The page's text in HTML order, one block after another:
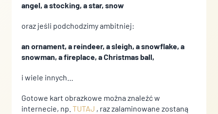
angel, a stocking, a star, snow
oraz jeśli podchodzimy ambitniej:
an ornament, a reindeer, a sleigh, a snowflake, a
snowman, a fireplace, a Christmas ball,
i wiele innych…
Gotowe kart obrazkowe można znaleźć w
internecie, np. TUTAJ , raz zalaminowane zostaną
Marketingowe pliki cookie stosowane są w celu śledzenia
wyświetlanie reklam, które są istotne i interesujące dla
wydawców i reklamodawców strony trzeciej.
Nieklasyfikowane
klasyfikowania, wraz z dostawcami poszczególnych ciasteczek.